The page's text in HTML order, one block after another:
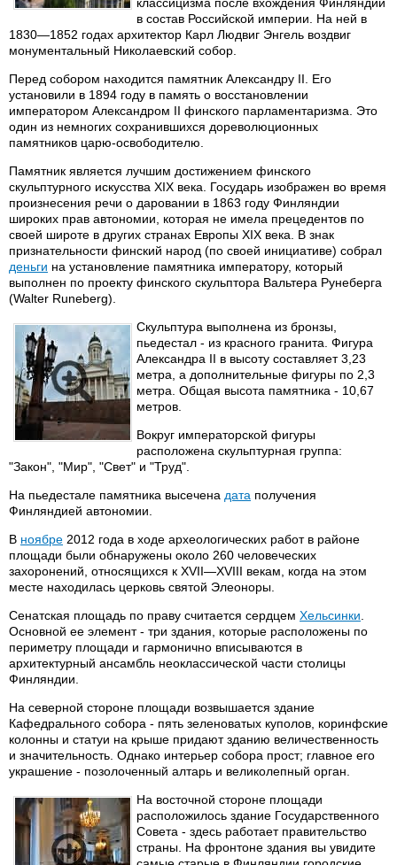
в состав Российской империи. На ней в
1830—1852 годах архитектор Карл Людвиг Энгель воздвиг
монументальный Николаевский собор.
Перед собором находится памятник Александру II. Его
установили в 1894 году в память о восстановлении
императором Александром II финского парламентаризма. Это
один из немногих сохранившихся дореволюционных
памятников царю-освободителю.
Памятник является лучшим достижением финского
скульптурного искусства XIX века. Государь изображен во время
произнесения речи о даровании в 1863 году Финляндии
широких прав автономии, которая не имела прецедентов по
своей широте в других странах Европы XIX века. В знак
признательности финский народ (по своей инициативе) собрал
деньги на установление памятника императору, который
выполнен по проекту финского скульптора Вальтера Рунеберга
(Walter Runeberg).
Скульптура выполнена из бронзы,
пьедестал - из красного гранита. Фигура
Александра II в высоту составляет 3,23
метра, а дополнительные фигуры по 2,3
метра. Общая высота памятника - 10,67
метров.
Вокруг императорской фигуры
расположена скульптурная группа:
"Закон", "Мир", "Свет" и "Труд".
На пьедестале памятника высечена дата получения
Финляндией автономии.
В ноябре 2012 года в ходе археологических работ в районе
площади были обнаружены около 260 человеческих
захоронений, относящихся к XVII—XVIII векам, когда на этом
месте находилась церковь святой Элеоноры.
Сенатская площадь по праву считается сердцем Хельсинки
Основной ее элемент - три здания, которые расположены по
периметру площади и гармонично вписываются в
архитектурный ансамбль неоклассической части столицы
Финляндии.
На северной стороне площади возвышается здание
Кафедрального собора - пять зеленоватых куполов, коринфские
колонны и статуи на крыше придают зданию величественность
и значительность. Однако интерьер собора прост; главное его
украшение - позолоченный алтарь и великолепный орган.
На восточной стороне площади
расположилось здание Государственного
Совета - здесь работает правительство
страны. На фронтоне здания вы увидите